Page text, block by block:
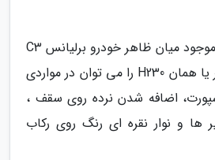
همچنین اندک تفاوت موجود میان ظاهر خودرو برلیانس C3
کراس و مدل قدیمی تر یا همان H230 را می توان در مواردی
اضافه شدن نرده روی سقف ،
ها و نوار نقره ای رنگ روی رکاب